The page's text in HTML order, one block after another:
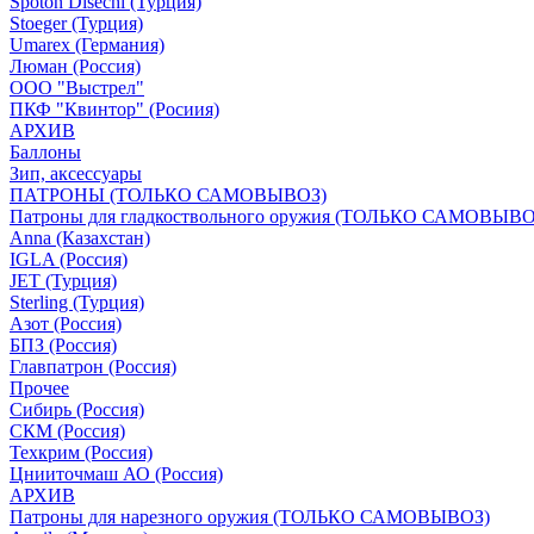
Stoeger (Турция)
Umarex (Германия)
Люман (Россия)
ООО "Выстрел"
ПКФ "Квинтор" (Росиия)
АРХИВ
Баллоны
Зип, аксессуары
ПАТРОНЫ (ТОЛЬКО САМОВЫВОЗ)
Патроны для гладкоствольного оружия (ТОЛЬКО
Anna (Казахстан)
IGLA (Россия)
JET (Турция)
Sterling (Турция)
Азот (Россия)
БПЗ (Россия)
Главпатрон (Россия)
Прочее
Сибирь (Россия)
СКМ (Россия)
Техкрим (Россия)
Цнииточмаш АО (Россия)
АРХИВ
Патроны для нарезного оружия (ТОЛЬКО САМОВЫВОЗ)